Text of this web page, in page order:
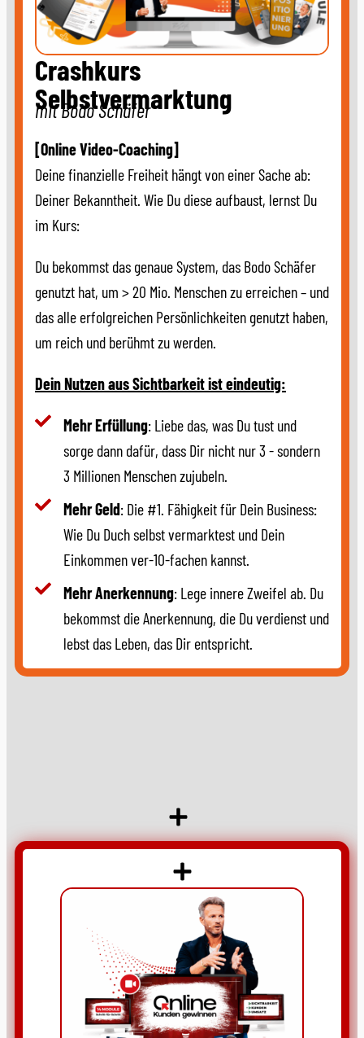
Crashkurs
Selbstvermarktung
mit Bodo Schäfer
[Online Video-Coaching]
Deine finanzielle Freiheit hängt von einer Sache ab:
Deiner Bekanntheit. Wie Du diese aufbaust, lernst Du
im Kurs:
Du bekommst das genaue System, das Bodo Schäfer
genutzt hat, um > 20 Mio. Menschen zu erreichen – und
das alle erfolgreichen Persönlichkeiten genutzt haben,
um reich und berühmt zu werden.
Dein Nutzen aus Sichtbarkeit ist eindeutig:
Mehr Erfüllung: Liebe das, was Du tust und
sorge dann dafür, dass Dir nicht nur 3 - sondern
3 Millionen Menschen zujubeln.
Mehr Geld: Die #1. Fähigkeit für Dein Business:
Wie Du Duch selbst vermarktest und Dein
Einkommen ver-10-fachen kannst.
Mehr Anerkennung: Lege innere Zweifel ab. Du
bekommst die Anerkennung, die Du verdienst und
lebst das Leben, das Dir entspricht.